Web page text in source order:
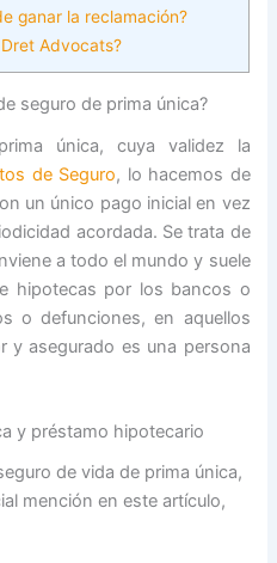
ganar la reclamación?
Advocats?
seguro de prima única?
única, cuya validez la
de Seguro, lo hacemos de
un único pago inicial en vez
acordada. Se trata de
a todo el mundo y suele
hipotecas por los bancos o
o defunciones, en aquellos
y asegurado es una persona
y préstamo hipotecario
de vida de prima única,
mención en este artículo,